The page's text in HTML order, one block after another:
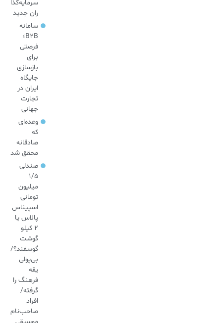
سرمایه‌گذا
ران جدید
سامانه
B2B؛
فرصتی
برای
بازسازی
جایگاه
ایران در
تجارت
جهانی
وعده‌ای
که
صادقانه
محقق شد
صندلی
۱/۵
میلیون
تومانی
اسپیناس
پالاس یا
۲ کیلو
گوشت
گوسفند؟/
بی‌پولی
یقه
فرهنگ را
گرفته/
افراد
صاحب‌نام